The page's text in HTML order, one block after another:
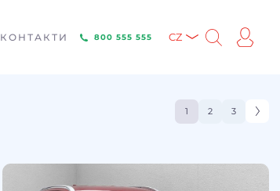
КОНТАКТИ 800 555 555 CZ
1 2 3